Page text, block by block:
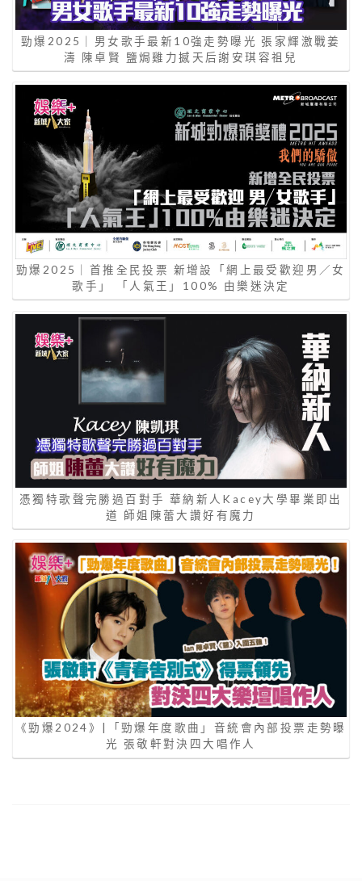
勁爆2025｜男女歌手最新10強走勢曝光 張家輝激戰姜
濤 陳卓賢 鹽焗雞力撼天后謝安琪容祖兒
勁爆2025｜首推全民投票 新增設「網上最受歡迎男／女
歌手」 「人氣王」100% 由樂迷決定
憑獨特歌聲完勝過百對手 華納新人Kacey大學畢業即出
道 師姐陳蕾大讚好有魔力
《勁爆2024》|「勁爆年度歌曲」音統會內部投票走勢曝
光 張敬軒對決四大唱作人